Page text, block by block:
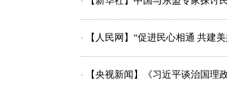
· 【人民网】“促进民心相通 共建
· 【央视新闻】《习近平谈治国理